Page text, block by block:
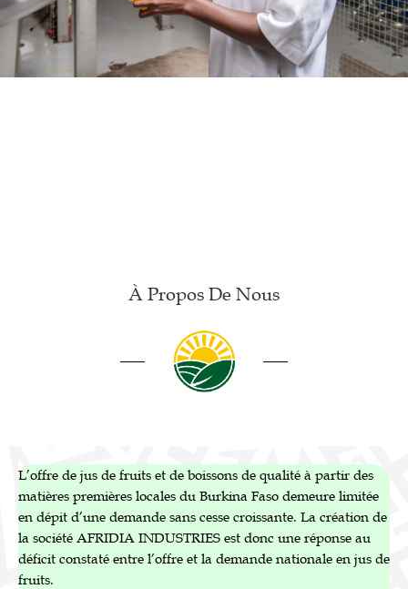
À Propos De Nous
L’offre de jus de fruits et de boissons de qualité à partir des
matières premières locales du Burkina Faso demeure limitée
en dépit d’une demande sans cesse croissante. La création de
la société AFRIDIA INDUSTRIES est donc une réponse au
déficit constaté entre l’offre et la demande nationale en jus de
fruits.